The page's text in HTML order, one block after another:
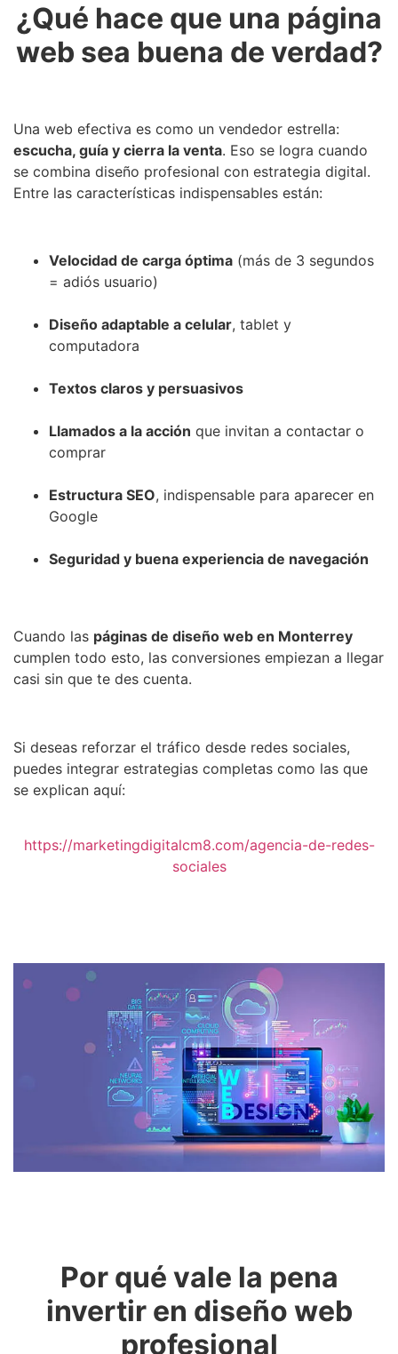
¿Qué hace que una página
web sea buena de verdad?
Una web efectiva es como un vendedor estrella:
escucha, guía y cierra la venta. Eso se logra cuando
se combina diseño profesional con estrategia digital.
Entre las características indispensables están:
Velocidad de carga óptima (más de 3 segundos
= adiós usuario)
Diseño adaptable a celular, tablet y
computadora
Textos claros y persuasivos
Llamados a la acción que invitan a contactar o
comprar
Estructura SEO, indispensable para aparecer en
Google
Seguridad y buena experiencia de navegación
Cuando las páginas de diseño web en Monterrey
cumplen todo esto, las conversiones empiezan a llegar
casi sin que te des cuenta.
Si deseas reforzar el tráfico desde redes sociales,
puedes integrar estrategias completas como las que
se explican aquí:
https://marketingdigitalcm8.com/agencia-de-redes-
sociales
Por qué vale la pena
invertir en diseño web
profesional